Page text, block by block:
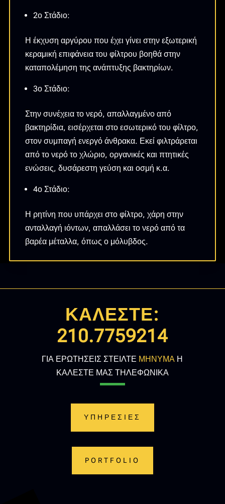
2ο Στάδιο:
Η έκχυση αργύρου που έχει γίνει στην εξωτερική
κεραμική επιφάνεια του φίλτρου βοηθά στην
καταπολέμηση της ανάπτυξης βακτηρίων.
3ο Στάδιο:
Στην συνέχεια το νερό, απαλλαγμένο από
βακτηρίδια, εισέρχεται στο εσωτερικό του φίλτρο,
στον συμπαγή ενεργό άνθρακα. Εκεί φιλτράρεται
από το νερό το χλώριο, οργανικές και πτητικές
ενώσεις, δυσάρεστη γεύση και οσμή κ.α.
4ο Στάδιο:
Η ρητίνη που υπάρχει στο φίλτρο, χάρη στην
ανταλλαγή ιόντων, απαλλάσει το νερό από τα
βαρέα μέταλλα, όπως ο μόλυβδος.
ΚΑΛΕΣΤΕ:
210.7759214
ΓΙΑ ΕΡΩΤΗΣΕΙΣ ΣΤΕΙΛΤΕ ΜΗΝΥΜΑ Η
ΚΑΛΕΣΤΕ ΜΑΣ ΤΗΛΕΦΩΝΙΚΑ
ΥΠΗΡΕΣΙΕΣ
PORTFOLIO